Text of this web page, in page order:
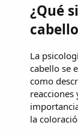
¿Qué
La
cabello se
como
la